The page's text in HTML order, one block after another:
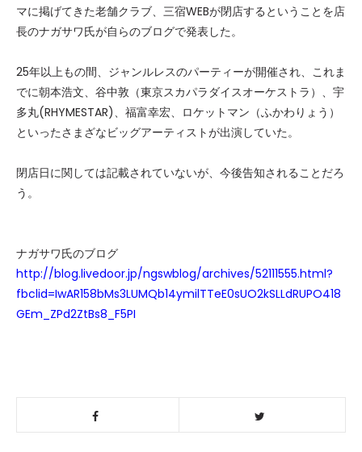
マに掲げてきた老舗クラブ、三宿WEBが閉店するということを店
長のナガサワ氏が自らのブログで発表した。
25年以上もの間、ジャンルレスのパーティーが開催され、これま
でに朝本浩文、谷中敦（東京スカパラダイスオーケストラ）、宇
多丸(RHYMESTAR)、福富幸宏、ロケットマン（ふかわりょう）
といったさまざなビッグアーティストが出演していた。
閉店日に関しては記載されていないが、今後告知されることだろ
う。
ナガサワ氏のブログ
http://blog.livedoor.jp/ngswblog/archives/52111555.html?
fbclid=IwAR158bMs3LUMQb14ymilTTeE0sUO2kSLLdRUPO418
GEm_ZPd2ZtBs8_F5PI